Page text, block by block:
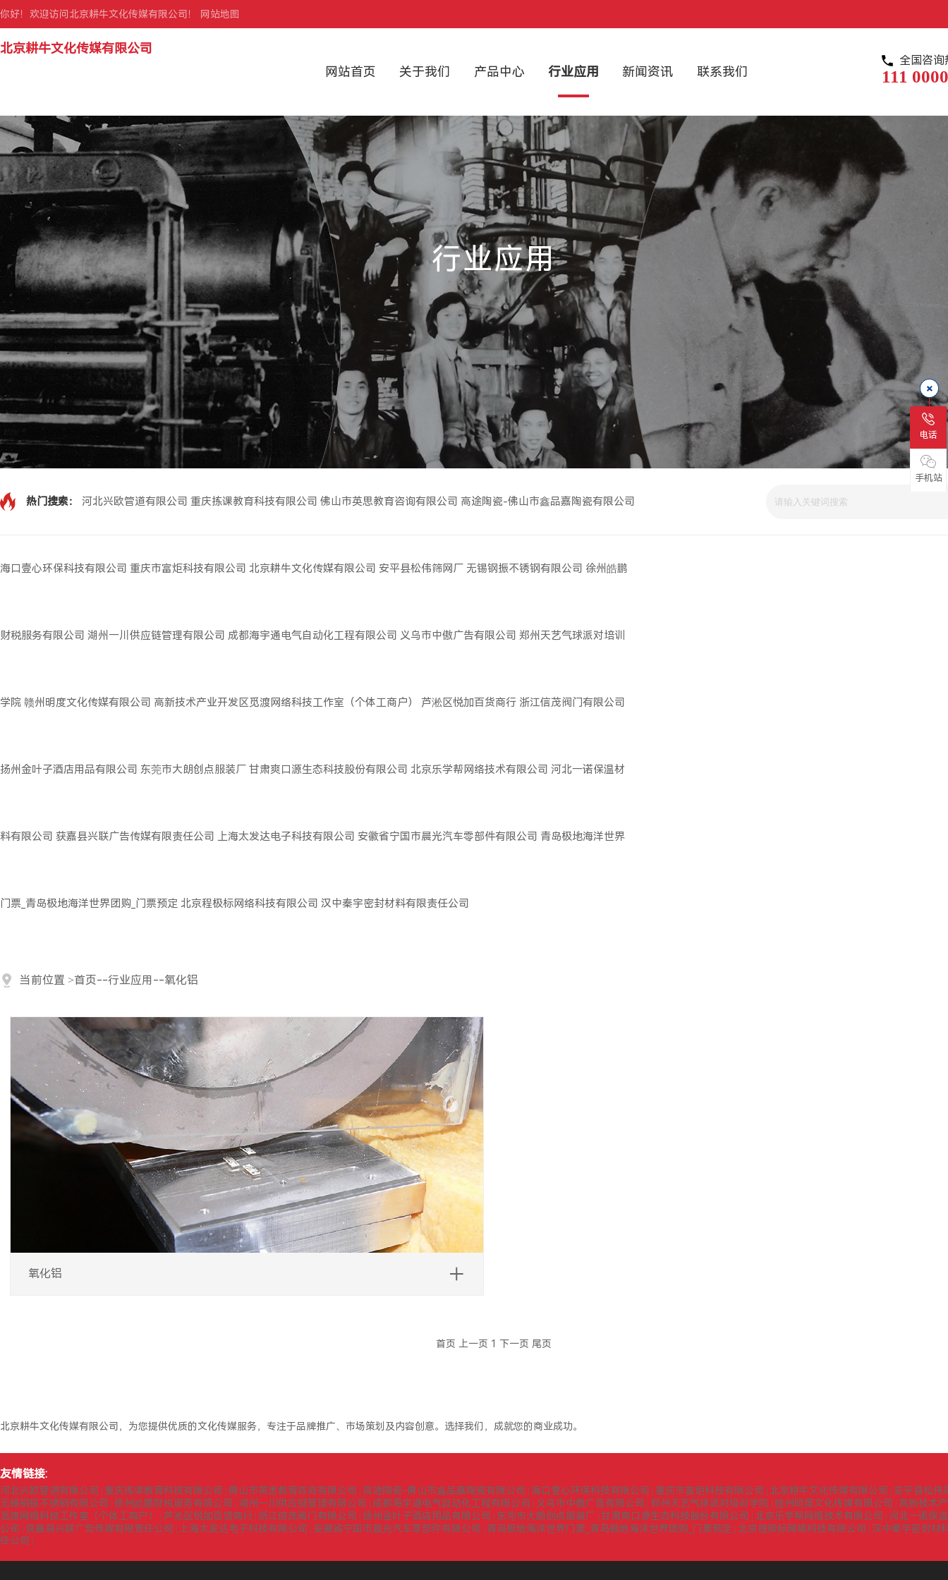
你好！欢迎访问北京耕牛文化传媒有限公司！ 网站地图
北京耕牛文化传媒有限公司
网站首页
关于我们 产品中心 行业应用 新闻资讯 联系我们
全国咨询
111
行业应用
热门搜索： 河北兴欧管道有限公司 重庆拣课教育科技有限公司 佛山市英思教育咨询有限公司 高途陶瓷-佛山市鑫品嘉陶瓷有限公司
海口壹心环保科技有限公司 重庆市富炬科技有限公司 北京耕牛文化传媒有限公司 安平县松伟筛网厂 无锡钢振不锈钢有限公司 徐州皓鹏
财税服务有限公司 湖州一川供应链管理有限公司 成都海宇通电气自动化工程有限公司 义乌市中傲广告有限公司 郑州天艺气球派对培训
学院 赣州明度文化传媒有限公司 高新技术产业开发区觅渡网络科技工作室（个体工商户） 芦淞区悦加百货商行 浙江信茂阀门有限公司
扬州金叶子酒店用品有限公司 东莞市大朗创点服装厂 甘肃爽口源生态科技股份有限公司 北京乐学帮网络技术有限公司 河北一诺保温材
料有限公司 获嘉县兴联广告传媒有限责任公司 上海太发达电子科技有限公司 安徽省宁国市晨光汽车零部件有限公司 青岛极地海洋世界
门票_青岛极地海洋世界团购_门票预定 北京程极标网络科技有限公司 汉中秦宇密封材料有限责任公司
当前位置 >首页--行业应用 --氧化铝
氧化铝
首页 上一页 1 下一页 尾页
北京耕牛文化传媒有限公司，为您提供优质的文化传媒服务，专注于品牌推广、市场策划及内容创意。选择我们，成就您的商业成功。
友情链接:
河北兴欧管道有限公司 重庆拣课教育科技有限公司 佛山市英思教育咨询有限公司 高途陶瓷-佛山市鑫品嘉陶瓷有限公司 海口壹心环保科技有限公司 重庆市富炬科技有限公司 北京耕牛文化传媒有限公司
安平县松伟
无锡钢振不锈钢有限公司
徐州皓鹏财税服务有限公司 湖州一川供应链管理有限公司 成都海宇通电气自动化工程有限公司 义乌市中傲广告有限公司 郑州天艺气球派对培训学院 赣州明度文化传媒有限公司
高新技术
觅渡网络科技工作室（个体工商户）
芦淞区悦加百货商行 浙江信茂阀门有限公司 扬州金叶子酒店用品有限公司 东莞市大朗创点服装厂 甘肃爽口源生态科技股份有限公司 北京乐学帮网络技术有限公司
河北一诺保
公司
获嘉县兴联广告传媒有限责任公司 上海太发达电子科技有限公司 安徽省宁国市晨光汽车零部件有限公司 青岛极地海洋世界门票_青岛极地海洋世界团购_门票预定 北京程极标网络科技有限公司
汉中秦宇密封材
任公司
电话
手机站